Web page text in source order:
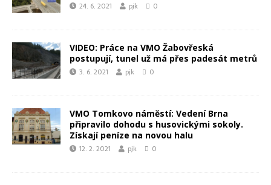
24. 6. 2021 pjk 0
VIDEO: Práce na VMO Žabovřeská
postupují, tunel už má přes padesát metrů
3. 6. 2021 pjk 0
VMO Tomkovo náměstí: Vedení Brna
připravilo dohodu s husovickými sokoly.
Získají peníze na novou halu
12. 2. 2021 pjk 0